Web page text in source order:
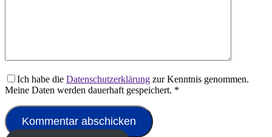
Ich habe die Datenschutzerklärung zur Kenntnis genommen.
Meine Daten werden dauerhaft gespeichert. *